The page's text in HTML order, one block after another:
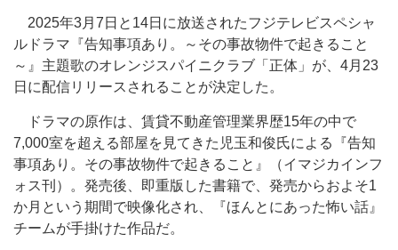
2025年3月7日と14日に放送されたフジテレビスペシャ
ルドラマ『告知事項あり。～その事故物件で起きること
～』主題歌のオレンジスパイニクラブ「正体」が、4月23
日に配信リリースされることが決定した。
ドラマの原作は、賃貸不動産管理業界歴15年の中で
7,000室を超える部屋を見てきた児玉和俊氏による『告知
事項あり。その事故物件で起きること』（イマジカインフ
ォス刊）。発売後、即重版した書籍で、発売からおよそ1
か月という期間で映像化され、『ほんとにあった怖い話』
チームが手掛けた作品だ。